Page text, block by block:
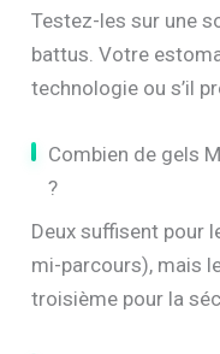
Testez-les sur une
battus. Votre
technologie ou s’il
Combien de gels
?
Deux suffisent pour
mi-parcours), mais
troisième pour la